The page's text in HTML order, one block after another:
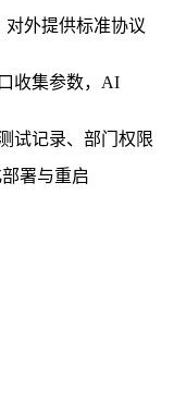
对外提供标准协议
收集参数，AI
试记录、部门权限
署与重启